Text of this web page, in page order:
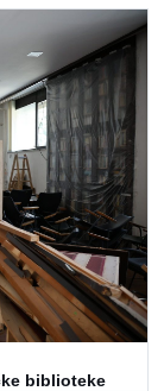
biblioteke